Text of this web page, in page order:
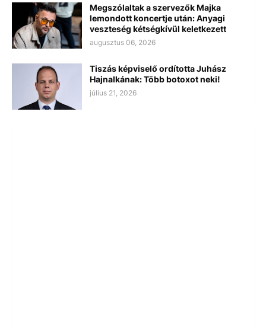
Megszólaltak a szervezők Majka
lemondott koncertje után: Anyagi
veszteség kétségkívül keletkezett
augusztus 06, 2026
Tiszás képviselő ordította Juhász
Hajnalkának: Több botoxot neki!
július 21, 2026